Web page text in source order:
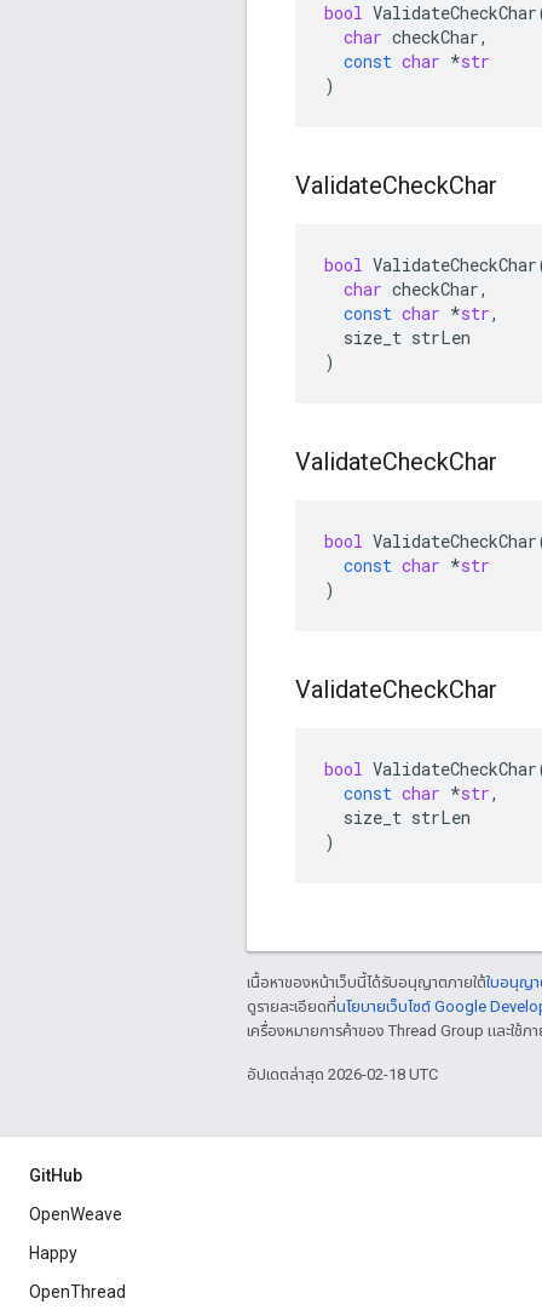
bool ValidateCheckChar
char checkChar,
const char *str
)
ValidateCheckChar
bool ValidateCheckChar
char checkChar,
const char *str,
size_t strLen
)
ValidateCheckChar
bool ValidateCheckChar
const char *str
)
ValidateCheckChar
bool ValidateCheckChar
const char *str,
size_t strLen
)
เนื้อหาของหน้าเว็บนี้ได้รับอนุญาตภายใต้ใบอนุญ
ดูรายละเอียดที่นโยบายเว็บไซต์ Google
เครื่องหมายการค้าของ Thread Group และใช้ภ
อัปเดตล่าสุด 2026-02-18 UTC
GitHub
OpenWeave
Happy
OpenThread